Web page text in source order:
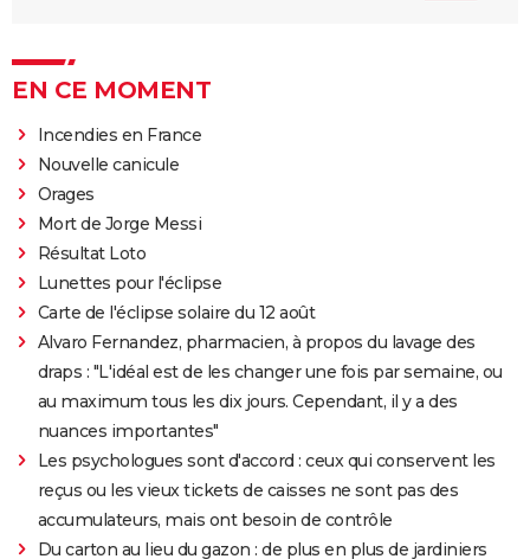
EN CE MOMENT
Incendies en France
Nouvelle canicule
Orages
Mort de Jorge Messi
Résultat Loto
Lunettes pour l'éclipse
Carte de l'éclipse solaire du 12 août
Alvaro Fernandez, pharmacien, à propos du lavage des
draps : "L'idéal est de les changer une fois par semaine, ou
au maximum tous les dix jours. Cependant, il y a des
nuances importantes"
Les psychologues sont d'accord : ceux qui conservent les
reçus ou les vieux tickets de caisses ne sont pas des
accumulateurs, mais ont besoin de contrôle
Du carton au lieu du gazon : de plus en plus de jardiniers